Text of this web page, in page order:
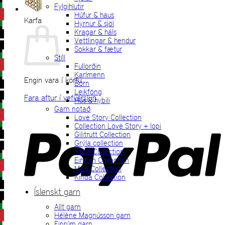
Karfa
Engin vara í körfu.
Fara aftur í vefverslun
Fylgihlutir
Húfur & haus
Hyrnur & sjöl
Kragar & háls
Vettlingar & hendur
Sokkar & fætur
Stíll
Fullorðin
Karlmenn
Börn
Leikföng
Hús & hybili
Garn notað
Love Story Collection
Collection Love Story + lopi
Gilitrutt Collection
Grýla collection
Katla Collection
Einrúm Collection
Mosi Collection
Kinda Collection
Íslenskt garn
Allt garn
Hélène Magnússon garn